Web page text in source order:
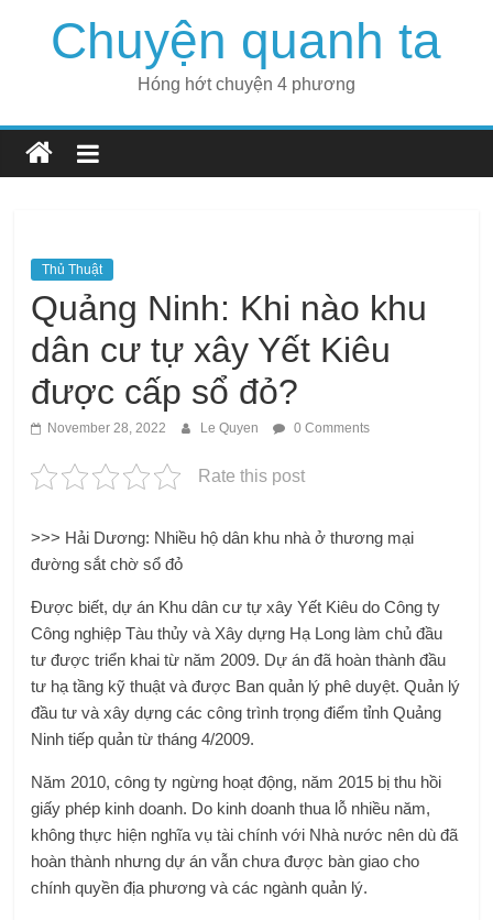
Chuyện quanh ta
Hóng hớt chuyện 4 phương
Thủ Thuật
Quảng Ninh: Khi nào khu
dân cư tự xây Yết Kiêu
được cấp sổ đỏ?
November 28, 2022 Le Quyen 0 Comments
Rate this post
>>> Hải Dương: Nhiều hộ dân khu nhà ở thương mại
đường sắt chờ sổ đỏ
Được biết, dự án Khu dân cư tự xây Yết Kiêu do Công ty
Công nghiệp Tàu thủy và Xây dựng Hạ Long làm chủ đầu
tư được triển khai từ năm 2009. Dự án đã hoàn thành đầu
tư hạ tầng kỹ thuật và được Ban quản lý phê duyệt. Quản lý
đầu tư và xây dựng các công trình trọng điểm tỉnh Quảng
Ninh tiếp quản từ tháng 4/2009.
Năm 2010, công ty ngừng hoạt động, năm 2015 bị thu hồi
giấy phép kinh doanh. Do kinh doanh thua lỗ nhiều năm,
không thực hiện nghĩa vụ tài chính với Nhà nước nên dù đã
hoàn thành nhưng dự án vẫn chưa được bàn giao cho
chính quyền địa phương và các ngành quản lý.